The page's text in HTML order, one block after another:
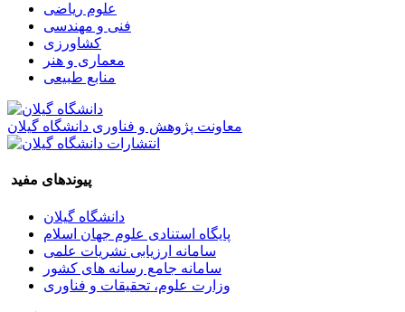
علوم ریاضی
فنی و مهندسی
کشاورزی
معماری و هنر
منابع طبیعی
معاونت پژوهش و فناوری دانشگاه گیلان
پیوندهای مفید
دانشگاه گیلان
پایگاه استنادی علوم جهان اسلام
سامانه ارزیابی نشریات علمی
سامانه جامع رسانه های کشور
وزارت علوم، تحقیقات و فناوری